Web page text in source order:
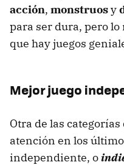
acción, monstruosy
para ser dura, pero
que hay juegos
Mejor juego
Otra de las
atención en los
independiente, o